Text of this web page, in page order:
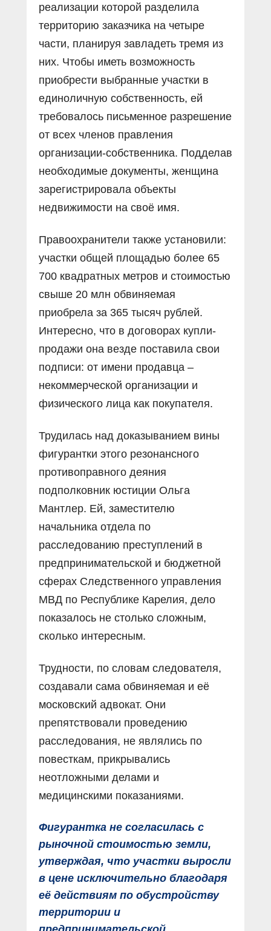
реализации которой разделила
территорию заказчика на четыре
части, планируя завладеть тремя из
них. Чтобы иметь возможность
приобрести выбранные участки в
единоличную собственность, ей
требовалось письменное разрешение
от всех членов правления
организации-собственника. Подделав
необходимые документы, женщина
зарегистрировала объекты
недвижимости на своё имя.
Правоохранители также установили:
участки общей площадью более 65
700 квадратных метров и стоимостью
свыше 20 млн обвиняемая
приобрела за 365 тысяч рублей.
Интересно, что в договорах купли-
продажи она везде поставила свои
подписи: от имени продавца –
некоммерческой организации и
физического лица как покупателя.
Трудилась над доказыванием вины
фигурантки этого резонансного
противоправного деяния
подполковник юстиции Ольга
Мантлер. Ей, заместителю
начальника отдела по
расследованию преступлений в
предпринимательской и бюджетной
сферах Следственного управления
МВД по Республике Карелия, дело
показалось не столько сложным,
сколько интересным.
Трудности, по словам следователя,
создавали сама обвиняемая и её
московский адвокат. Они
препятствовали проведению
расследования, не являлись по
повесткам, прикрывались
неотложными делами и
медицинскими показаниями.
Фигурантка не согласилась с
рыночной стоимостью земли,
утверждая, что участки выросли
в цене исключительно благодаря
её действиям по обустройству
территории и